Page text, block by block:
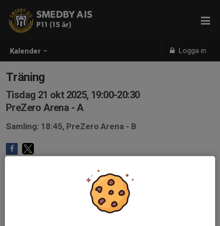
Kalender Logga in
SMEDBY AIS
P11 (15 år)
Träning
Tisdag 21 okt 2025, 19:00-20:30
PreZero Arena - A
Samling: 18:45, PreZero Arena - B